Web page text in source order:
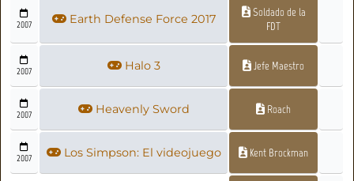
2007 Earth Defense Force 2017
Soldado de la
FDT
2007 Halo 3 Jefe Maestro
2007 Heavenly Sword Roach
2007 Los Simpson: El videojuego Kent Brockman